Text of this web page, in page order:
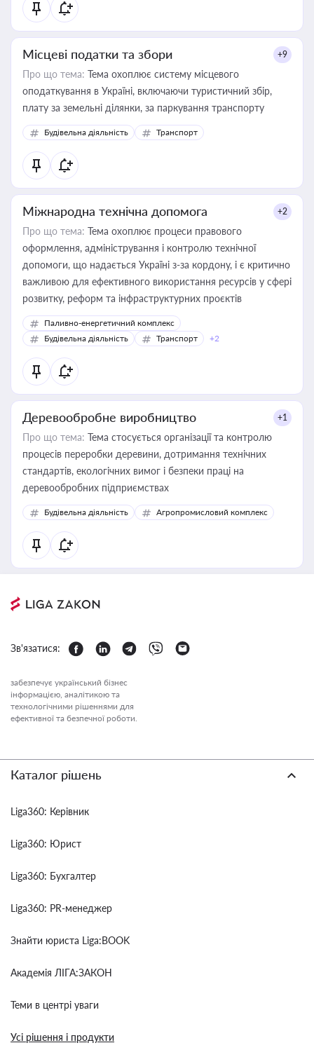
Місцеві податки та збори +9
Про що тема: Тема охоплює систему місцевого
оподаткування в Україні, включаючи туристичний збір,
плату за земельні ділянки, за паркування транспорту
Будівельна діяльність Транспорт
Міжнародна технічна допомога +2
Про що тема: Тема охоплює процеси правового
оформлення, адміністрування і контролю технічної
допомоги, що надається Україні з-за кордону, і є критично
важливою для ефективного використання ресурсів у сфері
розвитку, реформ та інфраструктурних проєктів
Паливно-енергетичний комплекс
Будівельна діяльність
Транспорт +2
Деревообробне виробництво +1
Про що тема: Тема стосується організації та контролю
процесів переробки деревини, дотримання технічних
стандартів, екологічних вимог і безпеки праці на
деревообробних підприємствах
Будівельна діяльність Агропромисловий комплекс
Зв'язатися:
забезпечує український бізнес
інформацією, аналітикою та
технологічними рішеннями для
ефективної та безпечної роботи.
Каталог рішень
Liga360: Керівник
Liga360: Юрист
Liga360: Бухгалтер
Liga360: PR-менеджер
Знайти юриста Liga:BOOK
Академія ЛІГА:ЗАКОН
Теми в центрі уваги
Усі рішення і продукти